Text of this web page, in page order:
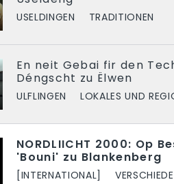
USELDINGEN TRADITIONEN
En neit Gebai fir den
Déngscht zu Ëlwen
ULFLINGEN LOKALES UND
NORDLIICHT 2000: Op
'Bouni' zu Blankenberg
[INTERNATIONAL]